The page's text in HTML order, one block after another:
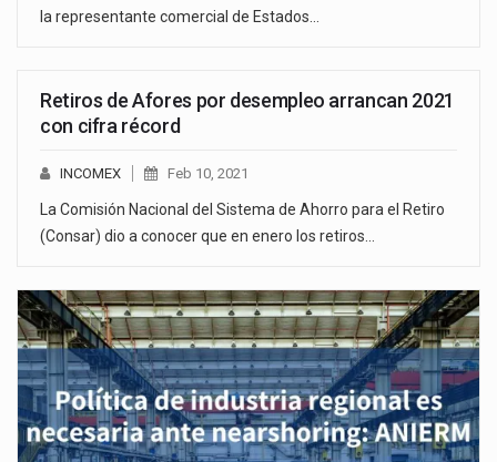
la representante comercial de Estados…
Retiros de Afores por desempleo arrancan 2021
con cifra récord
INCOMEX Feb 10, 2021
La Comisión Nacional del Sistema de Ahorro para el Retiro
(Consar) dio a conocer que en enero los retiros…